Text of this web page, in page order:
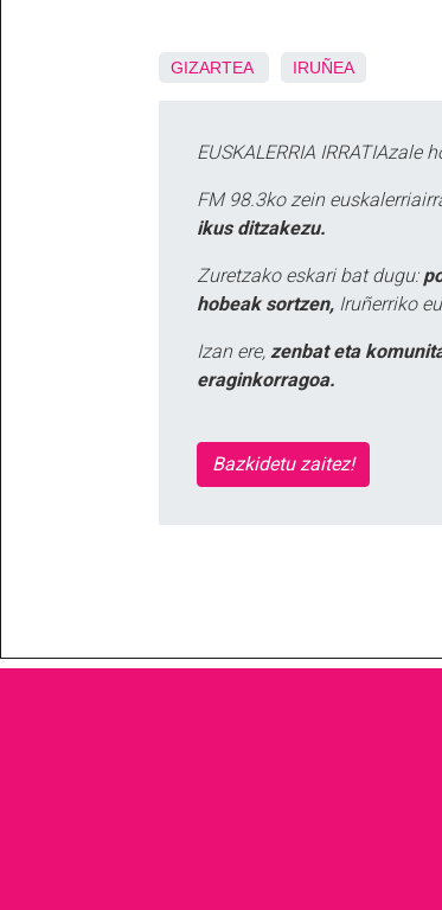
GIZARTEA IRUÑEA
EUSKALERRIA IRRATIAzale
FM 98.3ko zein
ikus ditzakezu.
Zuretzako eskari bat dugu:
hobeak sortzen, Iruñerriko
Izan ere, zenbat eta
eraginkorragoa.
Bazkidetu zaitez!